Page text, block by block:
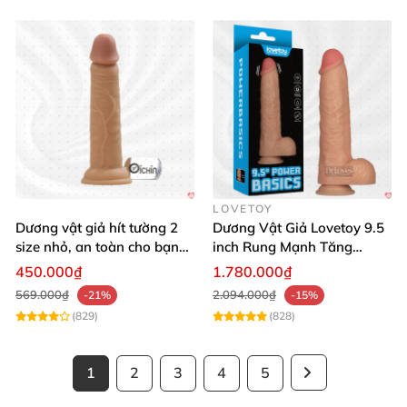
Dương vật giả hít tường 2
size nhỏ, an toàn cho bạn
nữ mới dùng
450.000₫
569.000₫
-21%
(829)
LOVETOY
Dương Vật Giả Lovetoy 9.5
inch Rung Mạnh Tăng
Khoái Cảm
1.780.000₫
2.094.000₫
-15%
(828)
1 2 3 4 5